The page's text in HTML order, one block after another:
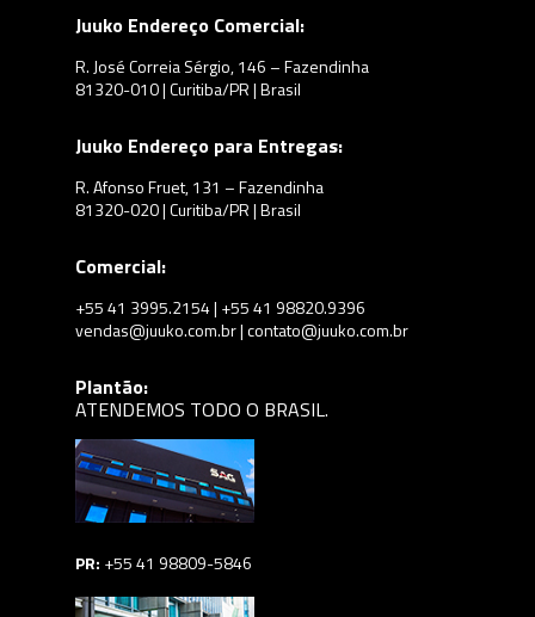
Juuko Endereço Comercial:
R. José Correia Sérgio, 146 – Fazendinha
81320-010 | Curitiba/PR | Brasil
Juuko Endereço para Entregas:
R. Afonso Fruet, 131 – Fazendinha
81320-020 | Curitiba/PR | Brasil
Comercial:
+55 41 3995.2154 | +55 41 98820.9396
vendas@juuko.com.br | contato@juuko.com.br
Plantão:
ATENDEMOS TODO O BRASIL.
PR: +55 41 98809-5846